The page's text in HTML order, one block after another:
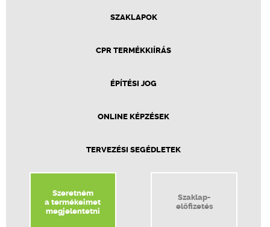
SZAKLAPOK
CPR TERMÉKKIÍRÁS
ÉPÍTÉSI JOG
ONLINE KÉPZÉSEK
TERVEZÉSI SEGÉDLETEK
Szeretném
a termékeimet
megjelentetni
Szaklap-
előfizetés